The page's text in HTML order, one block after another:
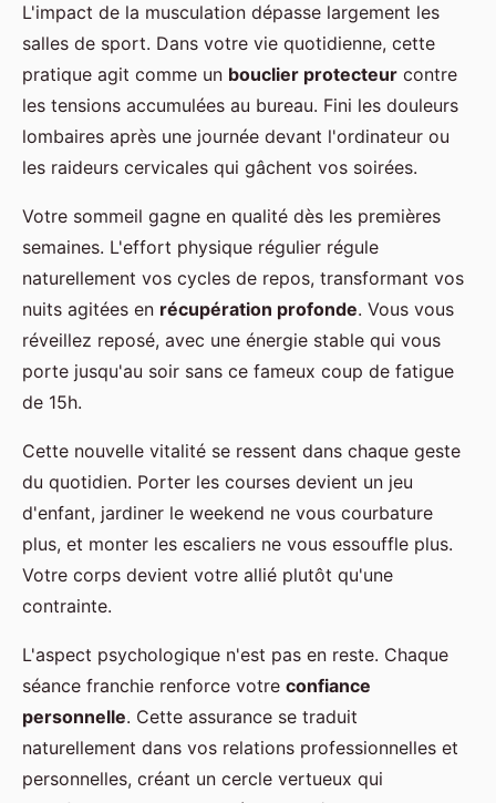
L'impact de la musculation dépasse largement les
salles de sport. Dans votre vie quotidienne, cette
pratique agit comme un bouclier protecteur contre
les tensions accumulées au bureau. Fini les douleurs
lombaires après une journée devant l'ordinateur ou
les raideurs cervicales qui gâchent vos soirées.
Votre sommeil gagne en qualité dès les premières
semaines. L'effort physique régulier régule
naturellement vos cycles de repos, transformant vos
nuits agitées en récupération profonde. Vous vous
réveillez reposé, avec une énergie stable qui vous
porte jusqu'au soir sans ce fameux coup de fatigue
de 15h.
Cette nouvelle vitalité se ressent dans chaque geste
du quotidien. Porter les courses devient un jeu
d'enfant, jardiner le weekend ne vous courbature
plus, et monter les escaliers ne vous essouffle plus.
Votre corps devient votre allié plutôt qu'une
contrainte.
L'aspect psychologique n'est pas en reste. Chaque
séance franchie renforce votre confiance
personnelle. Cette assurance se traduit
naturellement dans vos relations professionnelles et
personnelles, créant un cercle vertueux qui